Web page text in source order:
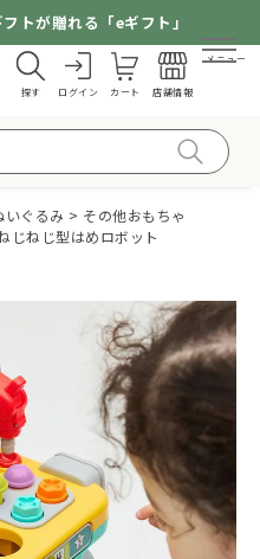
トが贈れる「eギフト」
探す ログイン カート 店舗情報
メニュー
いぐるみ
その他おもちゃ
じねじ型はめロボット